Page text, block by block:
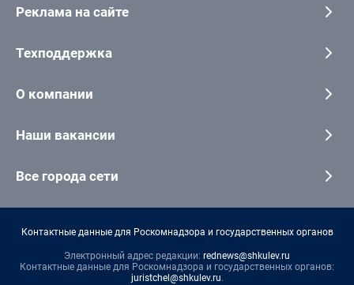
Реклама на сайте
Техподдержка
О компании
Наши вакансии
Все города сети
Контактные данные для Роскомнадзора и государственных органов
Электронный адрес редакции: rednews@shkulev.ru
Контактные данные для Роскомнадзора и государственных органов:
juristchel@shkulev.ru.